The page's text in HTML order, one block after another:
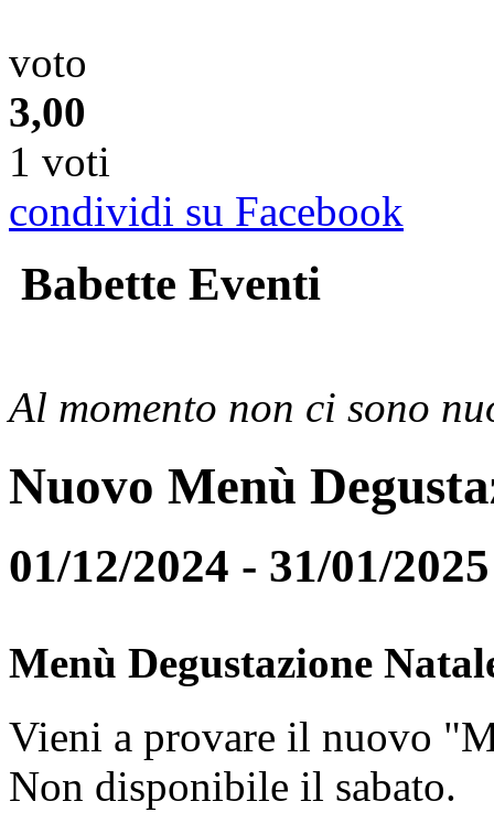
voto
3,00
1 voti
condividi su Facebook
Babette Eventi
Al momento non ci sono
Nuovo Menù
01/12/2024 - 31/01/2025
Menù Degustazione
Vieni a provare il nuovo
Non disponibile il sabato.